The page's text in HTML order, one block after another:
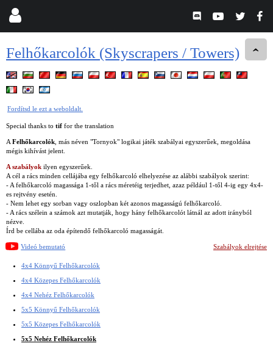
Felhőkarcolók (Skyscrapers / Towers)
Fordítsd le ezt a weboldalt.
Special thanks to tif for the translation
A Felhőkarcolók , más néven "Tornyok" logikai játék szabályai egyszerűek, megoldása
mégis kihívást jelent.
A szabályok ilyen egyszerűek.
A cél a rács minden cellájába egy felhőkarcoló elhelyezése az alábbi szabályok szerint:
- A felhőkarcoló magassága 1-től a rács méretéig terjedhet, azaz például 1-től 4-ig egy 4x4-
es rejtvény esetén.
- Nem lehet egy sorban vagy oszlopban két azonos magasságú felhőkarcoló.
- A rács szélein a számok azt mutatják, hogy hány felhőkarcolót látnál az adott irányból
nézve.
Írd be cellába az oda építendő felhőkarcoló magasságát.
Videó bemutató Szabályok elrejtése
4x4 Könnyű Felhőkarcolók
4x4 Közepes Felhőkarcolók
4x4 Nehéz Felhőkarcolók
5x5 Könnyű Felhőkarcolók
5x5 Közepes Felhőkarcolók
5x5 Nehéz Felhőkarcolók